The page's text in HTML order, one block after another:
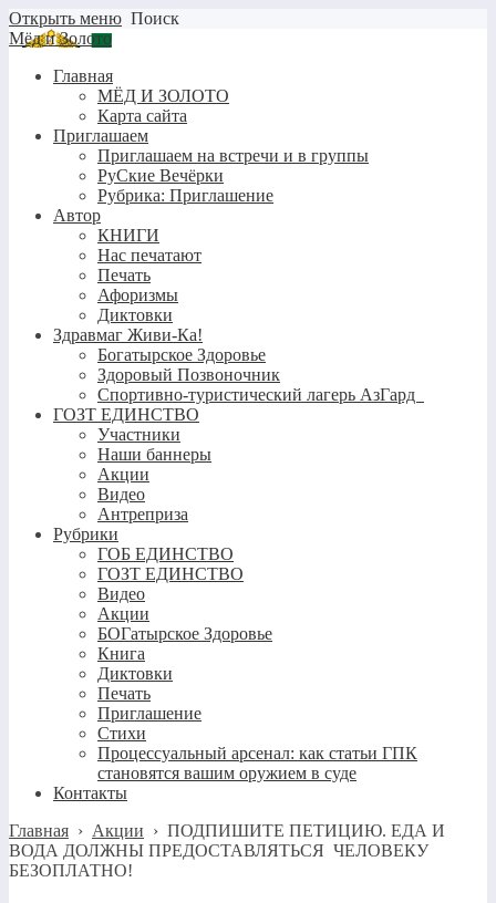
Открыть меню Поиск
Мёд и Золото
Главная
МЁД И ЗОЛОТО
Карта сайта
Приглашаем
Приглашаем на встречи и в группы
РуСкие Вечёрки
Рубрика: Приглашение
Автор
КНИГИ
Нас печатают
Печать
Афоризмы
Диктовки
Здравмаг Живи-Ка!
Богатырское Здоровье
Здоровый Позвоночник
Спортивно-туристический лагерь АзГард
ГОЗТ ЕДИНСТВО
Участники
Наши баннеры
Акции
Видео
Антреприза
Рубрики
ГОБ ЕДИНСТВО
ГОЗТ ЕДИНСТВО
Видео
Акции
БОГатырское Здоровье
Книга
Диктовки
Печать
Приглашение
Стихи
Процессуальный арсенал: как статьи ГПК
становятся вашим оружием в суде
Контакты
Главная › Акции › ПОДПИШИТЕ ПЕТИЦИЮ. ЕДА И
ВОДА ДОЛЖНЫ ПРЕДОСТАВЛЯТЬСЯ ЧЕЛОВЕКУ
БЕЗОПЛАТНО!